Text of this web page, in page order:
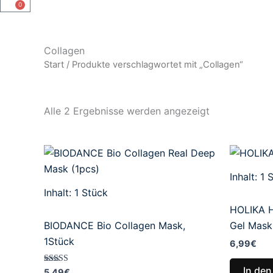
0
Warenkorb
Collagen
Start / Produkte verschlagwortet mit „Collagen“
Alle 2 Ergebnisse werden angezeigt
Inhalt: 1 Stück
BIODANCE Bio Collagen Mask,
1Stück
Bewertet mit
Inhalt: 1
HOLIKA
Gel
6,99€